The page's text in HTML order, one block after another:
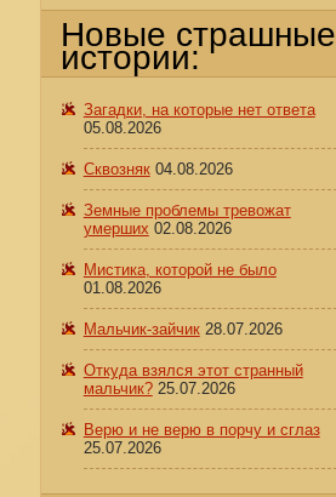
Новые страшные
истории:
Загадки, на которые нет ответа
05.08.2026
Сквозняк 04.08.2026
Земные проблемы тревожат
умерших 02.08.2026
Мистика, которой не было
01.08.2026
Мальчик-зайчик 28.07.2026
Откуда взялся этот странный
мальчик? 25.07.2026
Верю и не верю в порчу и сглаз
25.07.2026